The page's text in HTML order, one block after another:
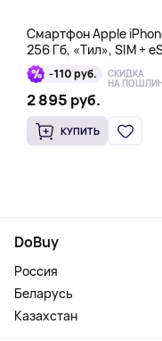
Смартфон Apple
256 Гб, «Тил», SIM +
-110 руб. СКИДКА
НА
2 895 руб.
КУПИТЬ
DoBuy
Россия
Беларусь
Казахстан